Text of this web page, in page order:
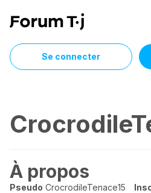
Se connecter
À propos
Pseudo CrocrodileTenace15